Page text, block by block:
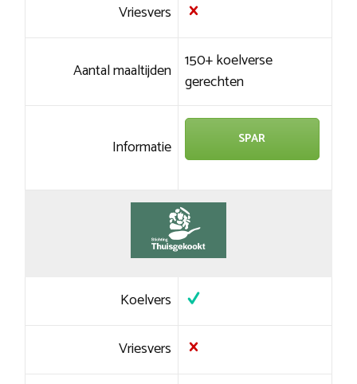
Vriesvers
Aantal maaltijden 150+ koelverse
gerechten
Informatie SPAR
Koelvers
Vriesvers